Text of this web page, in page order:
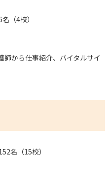
4校）
から仕事紹介、バイタルサイ
（15校）